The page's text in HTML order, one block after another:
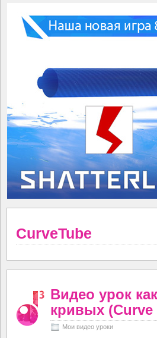
CurveTube
Видео урок
кривых (Curve
Мои видео уроки